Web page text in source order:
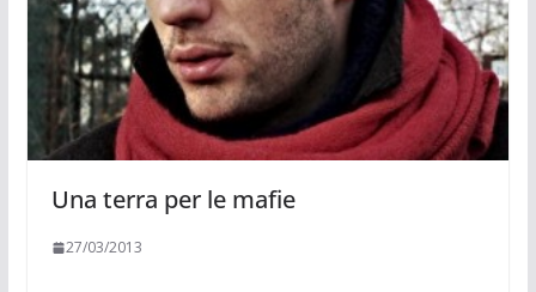
Una terra per le mafie
27/03/2013